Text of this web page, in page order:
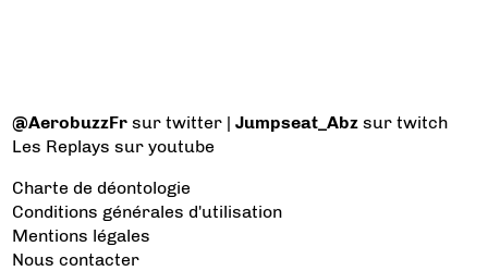
@AerobuzzFr sur twitter |Jumpseat_Abz sur twitch
Les Replays sur youtube
Charte de déontologie
Conditions générales d'utilisation
Mentions légales
Nous contacter